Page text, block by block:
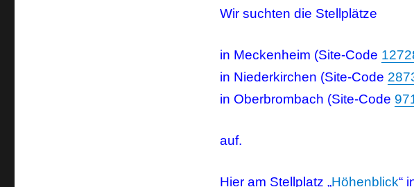
Wir suchten die Stellplätze
in Meckenheim (Site-Code
in Niederkirchen (Site-Code
in Oberbrombach (Site-Code
auf.
Hier am Stellplatz „Höhenblick“